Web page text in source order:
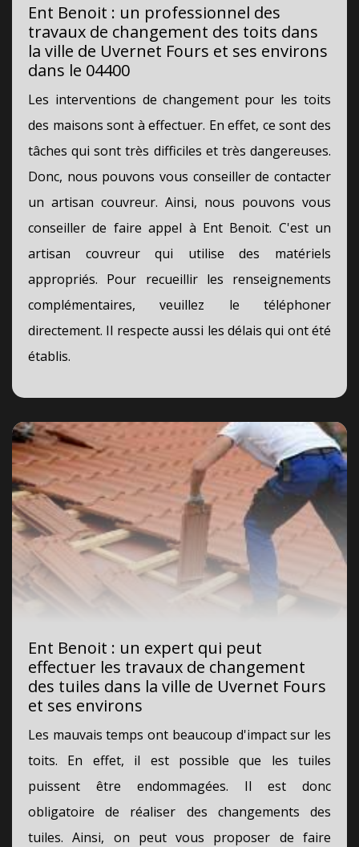
Ent Benoit : un professionnel des
travaux de changement des toits dans
la ville de Uvernet Fours et ses environs
dans le 04400
Les interventions de changement pour les toits
des maisons sont à effectuer. En effet, ce sont des
tâches qui sont très difficiles et très dangereuses.
Donc, nous pouvons vous conseiller de contacter
un artisan couvreur. Ainsi, nous pouvons vous
conseiller de faire appel à Ent Benoit. C'est un
artisan couvreur qui utilise des matériels
appropriés. Pour recueillir les renseignements
complémentaires, veuillez le téléphoner
directement. Il respecte aussi les délais qui ont été
établis.
Ent Benoit : un expert qui peut
effectuer les travaux de changement
des tuiles dans la ville de Uvernet Fours
et ses environs
Les mauvais temps ont beaucoup d'impact sur les
toits. En effet, il est possible que les tuiles
puissent être endommagées. Il est donc
obligatoire de réaliser des changements des
tuiles. Ainsi, on peut vous proposer de faire